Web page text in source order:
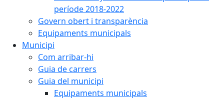
període 2018-2022
Govern obert i transparència
Equipaments municipals
Municipi
Com arribar-hi
Guia de carrers
Guia del municipi
Equipaments municipals